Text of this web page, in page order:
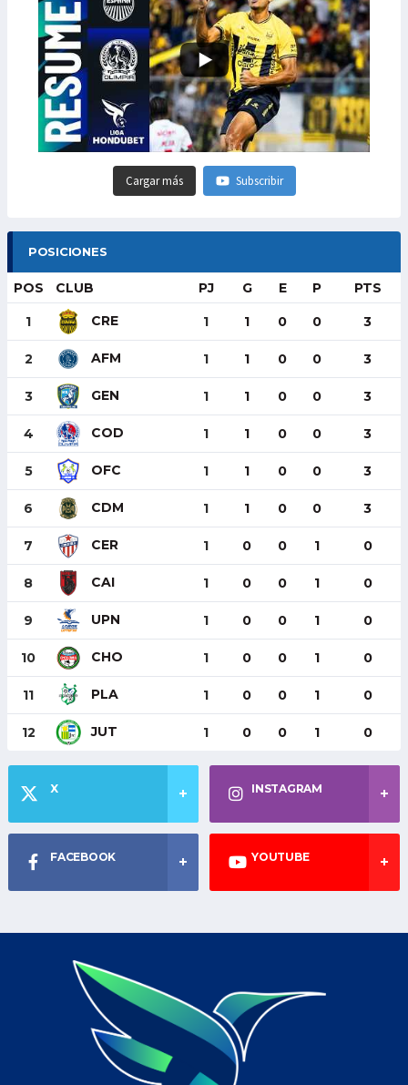
Cargar más Subscribir
POSICIONES
POS CLUB PJ G E P PTS
1 CRE 1 1 0 0 3
2 AFM 1 1 0 0 3
3 GEN 1 1 0 0 3
4 COD 1 1 0 0 3
5 OFC 1 1 0 0 3
6 CDM 1 1 0 0 3
7 CER 1 0 0 1 0
8 CAI 1 0 0 1 0
9 UPN 1 0 0 1 0
10 CHO 1 0 0 1 0
11 PLA 1 0 0 1 0
12 JUT 1 0 0 1 0
X INSTAGRAM
FACEBOOK YOUTUBE